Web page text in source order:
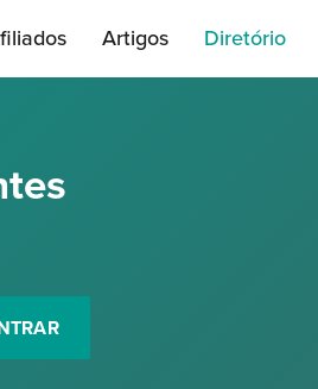
Artigos Diretório